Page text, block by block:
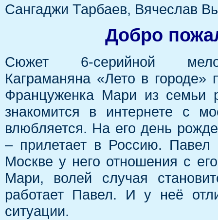
Сангаджи Тарбаев, Вячеслав
Добро
Сюжет 6-серийной
Каграманяна «Лето в городе»
Француженка Мари из семьи
знакомится в интернете с
влюбляется. На его день
– прилетает в Россию. Павел
Москве у него отношения с
Мари, волей случая
работает Павел. И у неё
ситуации.